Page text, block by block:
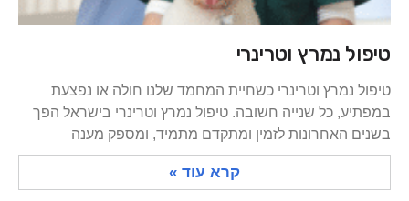
טיפול נמרץ וטרינרי
טיפול נמרץ וטרינרי כשחיית המחמד שלנו חולה או נפצעת
במפתיע, כל שנייה חשובה. טיפול נמרץ וטרינרי בישראל הפך
בשנים האחרונות לזמין ומתקדם מתמיד, ומספק מענה
קרא עוד »